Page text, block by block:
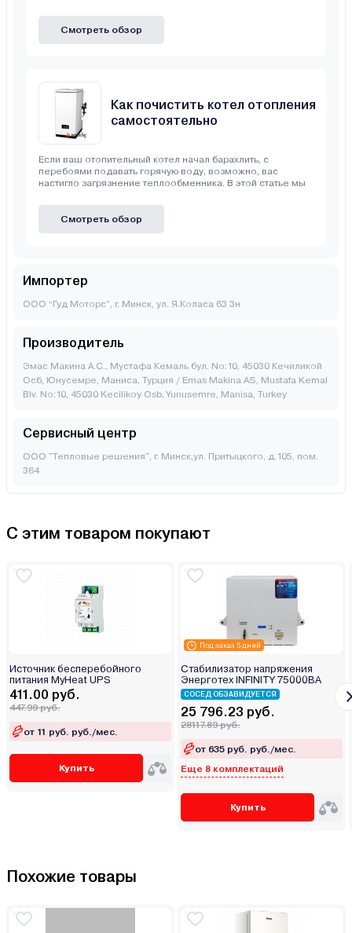
Смотреть обзор
Как почистить котел отопления
самостоятельно
Если ваш отопительный котел начал барахлить, с
перебоями подавать горячую воду, возможно, вас
настигло загрязнение теплообменника. В этой статье мы
Смотреть обзор
Импортер
ООО “Гуд Моторс”, г. Минск, ул. Я.Коласа 63 3н
Производитель
Эмас Макина А.С., Мустафа Кемаль бул. No:10, 45030 Кечиликой
Осб, Юнусемре, Маниса, Турция / Emas Makina AS, Mustafa Kemal
Blv. No:10, 45030 Kecilikoy Osb, Yunusemre, Manisa, Turkey
Сервисный центр
ООО "Тепловые решения", г. Минск,ул. Притыцкого, д.105, пом.
364
С этим товаром покупают
Источник бесперебойного
питания MyHeat UPS
411.00 руб.
447.99 руб.
от 11 руб. руб./мес.
Купить
Под заказ 5 дней
Стабилизатор напряжения
Энерготех INFINITY 75000ВА
СОСЕД ОБЗАВИДУЕТСЯ
25 796.23 руб.
28117.89 руб.
от 635 руб. руб./мес.
Еще 8 комплектаций
Купить
Похожие товары